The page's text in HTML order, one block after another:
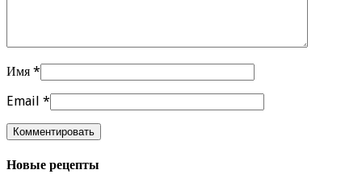
Имя *
Email *
Новые рецепты